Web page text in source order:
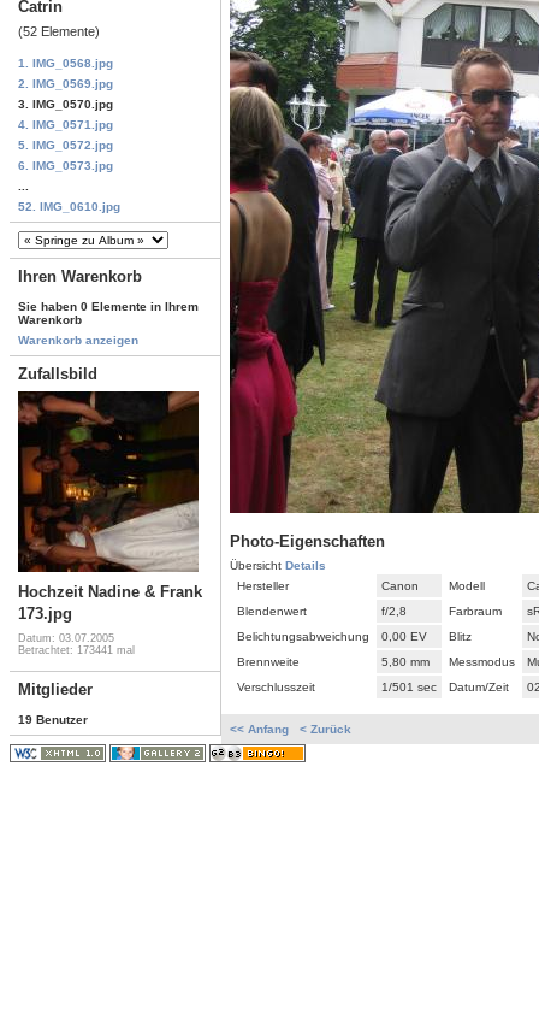
Catrin
(52 Elemente)
1. IMG_0568.jpg
2. IMG_0569.jpg
3. IMG_0570.jpg
4. IMG_0571.jpg
5. IMG_0572.jpg
6. IMG_0573.jpg
52. IMG_0610.jpg
Ihren Warenkorb
Sie haben 0 Elemente in Ihrem
Warenkorb
Warenkorb anzeigen
Zufallsbild
Hochzeit Nadine & Frank
173.jpg
Datum: 03.07.2005
Betrachtet: 173441 mal
Mitglieder
19 Benutzer
Photo-Eigenschaften
Übersicht Details
Hersteller
Canon Modell
Blendenwert
f/2,8 Farbraum
Belichtungsabweichung
0,00 EV Blitz
Brennweite
5,80 mm Messmodus
Verschlusszeit
1/501 sec Datum/Zeit
<< Anfang < Zurück